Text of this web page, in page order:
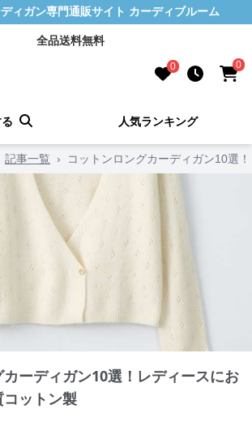
ィガン専門通販サイト カーディブルーム
全品送料無料
0 0
人気ランキング
記事一覧 › コットンロングカーディガン10選
ーディガン10選！レディースにお
ットン製